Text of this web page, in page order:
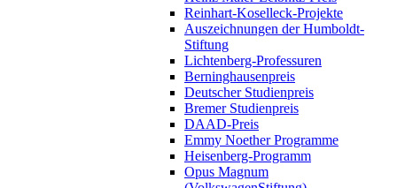
Reinhart-Koselleck-Projekte
Auszeichnungen der Humboldt-
Stiftung
Lichtenberg-Professuren
Berninghausenpreis
Deutscher Studienpreis
Bremer Studienpreis
DAAD-Preis
Emmy Noether Programme
Heisenberg-Programm
Opus Magnum